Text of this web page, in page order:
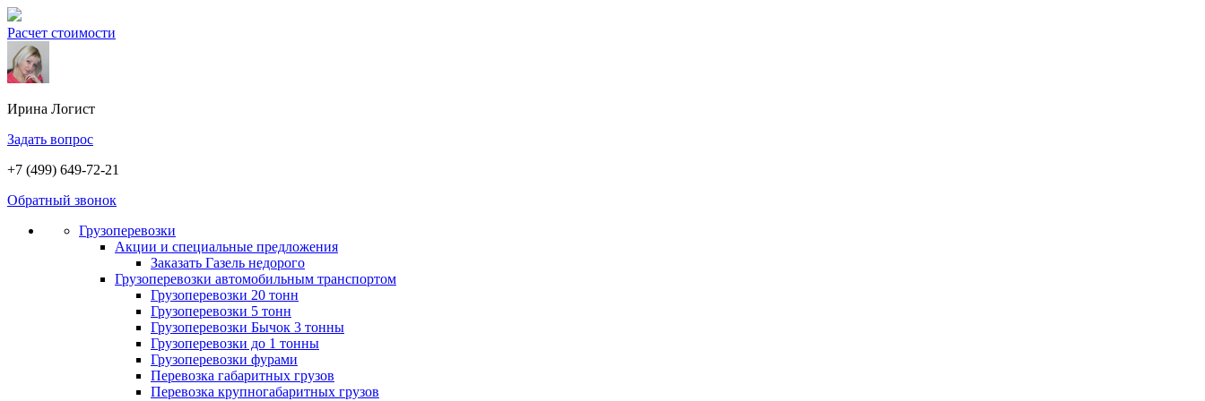
Расчет стоимости
Ирина Логист
Задать вопрос
+7 (499) 649-72-21
Обратный звонок
Грузоперевозки
Акции и специальные предложения
Заказать Газель недорого
Грузоперевозки автомобильным транспортом
Грузоперевозки 20 тонн
Грузоперевозки 5 тонн
Грузоперевозки Бычок 3 тонны
Грузоперевозки до 1 тонны
Грузоперевозки фурами
Перевозка габаритных грузов
Перевозка крупногабаритных грузов